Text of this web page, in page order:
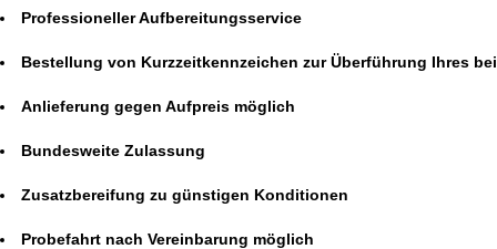
Professioneller Aufbereitungsservice
Bestellung von Kurzzeitkennzeichen zur Überführung Ihres
Anlieferung gegen Aufpreis möglich
Bundesweite Zulassung
Zusatzbereifung zu günstigen Konditionen
Probefahrt nach Vereinbarung möglich